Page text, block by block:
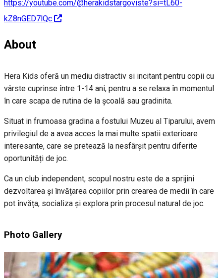
https://youtube.com/@herakidstargoviste?si=tL60-
kZ8nGED7lQc
About
Hera Kids oferă un mediu distractiv si incitant pentru copii cu
vârste cuprinse între 1-14 ani, pentru a se relaxa în momentul
în care scapa de rutina de la școală sau gradinita.
Situat in frumoasa gradina a fostului Muzeu al Tiparului, avem
privilegiul de a avea acces la mai multe spatii exterioare
interesante, care se pretează la nesfârșit pentru diferite
oportunități de joc.
Ca un club independent, scopul nostru este de a sprijini
dezvoltarea și învățarea copiilor prin crearea de medii în care
pot învăța, socializa și explora prin procesul natural de joc.
Photo Gallery